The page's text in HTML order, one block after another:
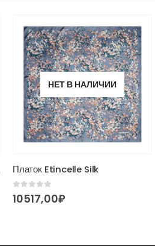
НЕТ В НАЛИЧИИ
Платок Etincelle Silk
0из 5
10517,00₽